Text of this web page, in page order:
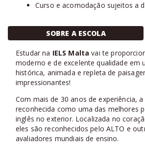
Curso e acomodação sujeitos a
SOBRE A ESCOLA
Estudar na IELS Malta vai te
moderno e de excelente qualidade em
histórica, animada e repleta de
impressionantes!
Com mais de 30 anos de experiência,
reconhecida como uma das melhores
inglês no exterior. Localizada no
eles são reconhecidos pelo ALTO e
avaliadores mundiais de ensino.